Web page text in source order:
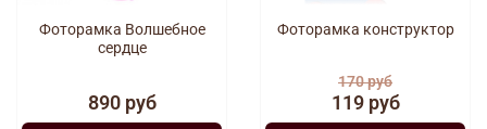
Фоторамка Волшебное
сердце
890 руб
Фоторамка конструктор
170 руб
119 руб